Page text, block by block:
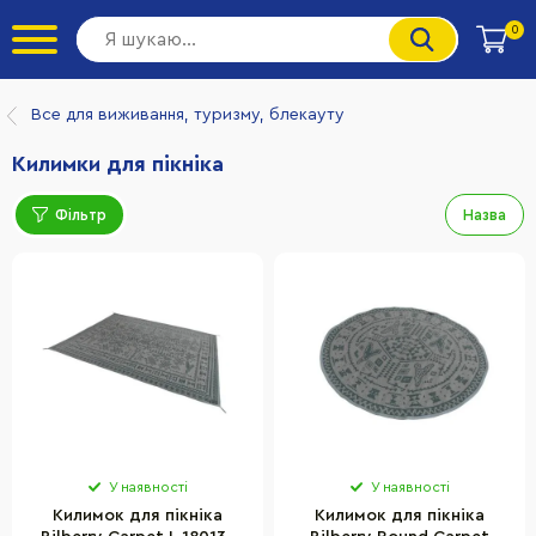
0
Все для виживання, туризму, блекауту
Килимки для пікніка
Фільтр Назва
У наявності
Килимок для пікніка
У наявності
Килимок для пікніка